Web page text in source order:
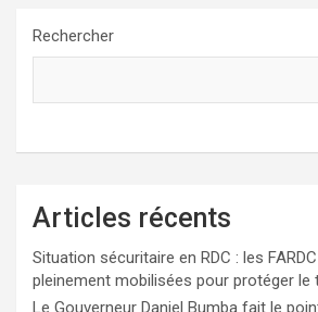
Rechercher
Articles récents
Situation sécuritaire en RDC : les
pleinement mobilisées pour protéger le
Le Gouverneur Daniel Bumba fait le